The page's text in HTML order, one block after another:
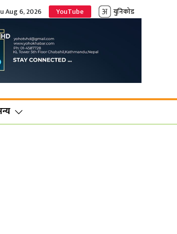
Aug 6, 2026 YouTube युनिकोड